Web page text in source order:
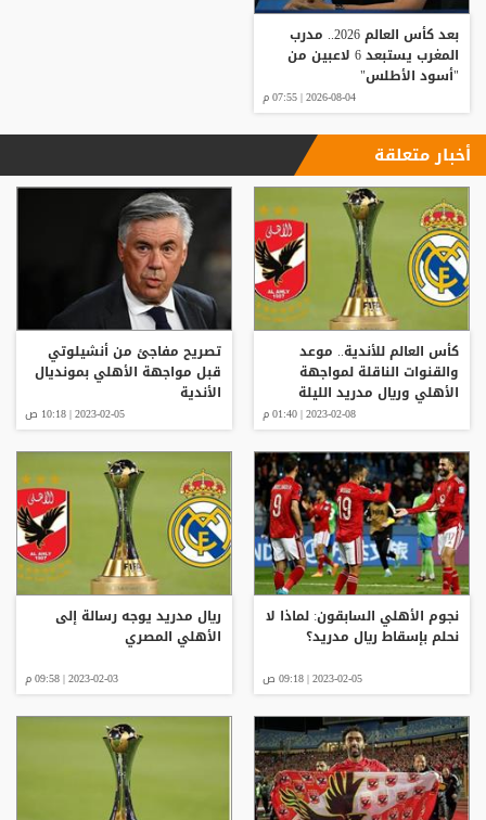
بعد كأس العالم 2026.. مدرب
المغرب يستبعد 6 لاعبين من
"أسود الأطلس"
2026-08-04 | 07:55 م
أخبار متعلقة
كأس العالم للأندية.. موعد
والقنوات الناقلة لمواجهة
الأهلي وريال مدريد الليلة
2023-02-08 | 01:40 م
تصريح مفاجئ من أنشيلوتي
قبل مواجهة الأهلي بمونديال
الأندية
2023-02-05 | 10:18 ص
نجوم الأهلي السابقون: لماذا لا
نحلم بإسقاط ريال مدريد؟
2023-02-05 | 09:18 ص
ريال مدريد يوجه رسالة إلى
الأهلي المصري
2023-02-03 | 09:58 م